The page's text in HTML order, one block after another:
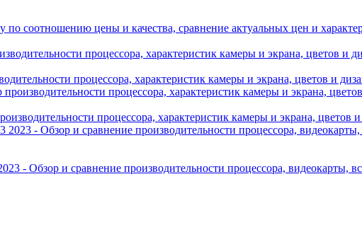
по соотношению цены и качества, сравнение актуальных цен и
процессора, характеристик камеры и экрана, цветов и
процессора, характеристик камеры и экрана, цветов
- Обзор и сравнение производительности процессора, видеокарты,